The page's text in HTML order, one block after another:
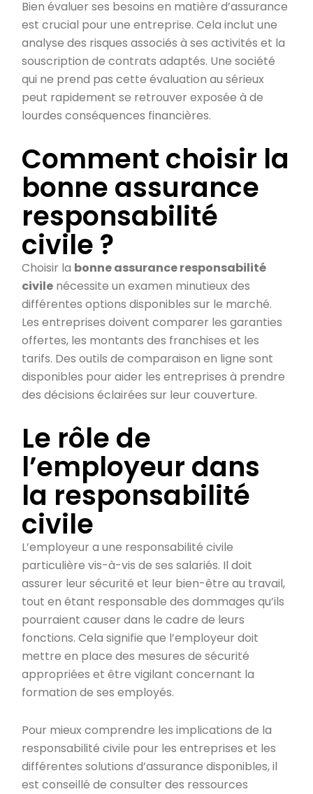
Bien évaluer ses besoins en matière d’assurance
est crucial pour une entreprise. Cela inclut une
analyse des risques associés à ses activités et la
souscription de contrats adaptés. Une société
qui ne prend pas cette évaluation au sérieux
peut rapidement se retrouver exposée à de
lourdes conséquences financières.
Comment choisir la
bonne assurance
responsabilité
civile ?
Choisir la bonne assurance responsabilité
civile nécessite un examen minutieux des
différentes options disponibles sur le marché.
Les entreprises doivent comparer les garanties
offertes, les montants des franchises et les
tarifs. Des outils de comparaison en ligne sont
disponibles pour aider les entreprises à prendre
des décisions éclairées sur leur couverture.
Le rôle de
l’employeur dans
la responsabilité
civile
L’employeur a une responsabilité civile
particulière vis-à-vis de ses salariés. Il doit
assurer leur sécurité et leur bien-être au travail,
tout en étant responsable des dommages qu’ils
pourraient causer dans le cadre de leurs
fonctions. Cela signifie que l’employeur doit
mettre en place des mesures de sécurité
appropriées et être vigilant concernant la
formation de ses employés.
Pour mieux comprendre les implications de la
responsabilité civile pour les entreprises et les
différentes solutions d’assurance disponibles, il
est conseillé de consulter des ressources